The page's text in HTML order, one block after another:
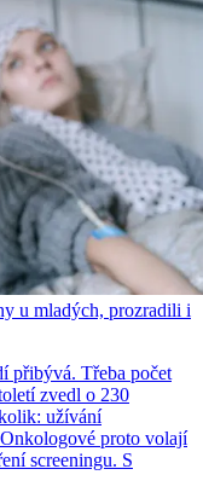
u mladých, prozradili i
přibývá. Třeba počet
zvedl o 230
užívání
proto volají
screeningu. S